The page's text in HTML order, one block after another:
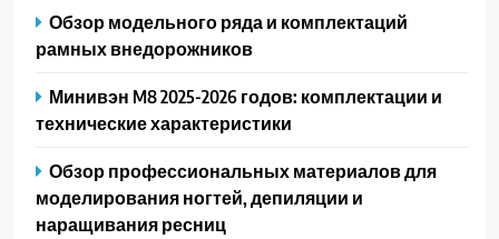
Обзор модельного ряда и комплектаций
рамных внедорожников
Минивэн M8 2025-2026 годов: комплектации и
технические характеристики
Обзор профессиональных материалов для
моделирования ногтей, депиляции и
наращивания ресниц